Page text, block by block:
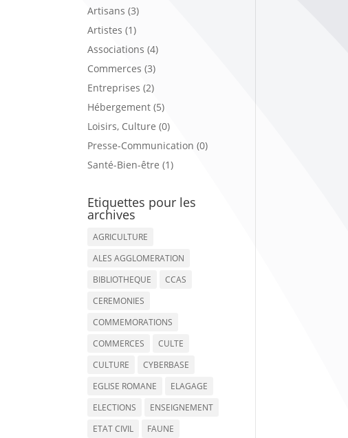
Artisans (3)
Artistes (1)
Associations (4)
Commerces (3)
Entreprises (2)
Hébergement (5)
Loisirs, Culture (0)
Presse-Communication (0)
Santé-Bien-être (1)
Etiquettes pour les
archives
AGRICULTURE
ALES AGGLOMERATION
BIBLIOTHEQUE
CCAS
CEREMONIES
COMMEMORATIONS
COMMERCES
CULTE
CULTURE
CYBERBASE
EGLISE ROMANE
ELAGAGE
ELECTIONS
ENSEIGNEMENT
ETAT CIVIL
FAUNE